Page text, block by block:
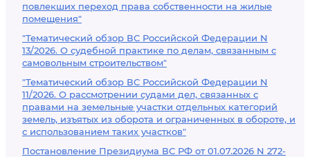
повлекших переход права собственности на жилые
помещения"
"Тематический обзор ВС Российской Федерации N
13/2026. О судебной практике по делам, связанным с
самовольным строительством"
"Тематический обзор ВС Российской Федерации N
11/2026. О рассмотрении судами дел, связанных с
правами на земельные участки отдельных категорий
земель, изъятых из оборота и ограниченных в обороте, и
с использованием таких участков"
Постановление Президиума ВС РФ от 01.07.2026 N 272-